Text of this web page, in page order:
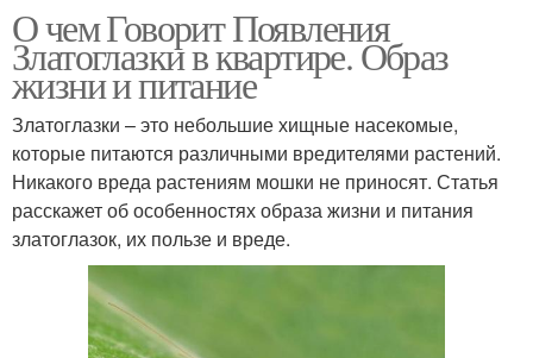
О чем Говорит Появления
Златоглазки в квартире. Образ
жизни и питание
Златоглазки – это небольшие хищные насекомые,
которые питаются различными вредителями растений.
Никакого вреда растениям мошки не приносят. Статья
расскажет об особенностях образа жизни и питания
златоглазок, их пользе и вреде.